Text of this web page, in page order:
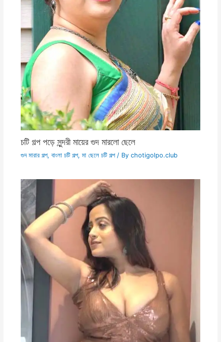
চটি গল্প পড়ে সুন্দরী মায়ের গুদ মারলো ছেলে
গুদ মারার গল্প, বাংলা চটি গল্প, মা ছেলে চটি গল্প/ By chotigolpo.club